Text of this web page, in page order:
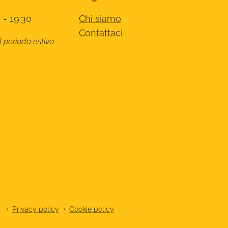
19:30
periodo estivo
Chi siamo
Contattaci
Privacy policy Cookie policy